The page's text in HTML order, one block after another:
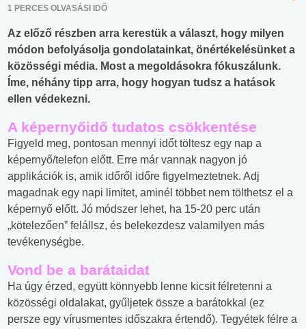
1 PERCES OLVASÁSI IDŐ
Az előző részben arra kerestük a választ, hogy milyen
módon befolyásolja gondolatainkat, önértékelésünket a
közösségi média. Most a megoldásokra fókuszálunk.
Íme, néhány tipp arra, hogy hogyan tudsz a hatások
ellen védekezni.
A képernyőidő tudatos csökkentése
Figyeld meg, pontosan mennyi időt töltesz egy nap a
képernyő/telefon előtt. Erre már vannak nagyon jó
applikációk is, amik időről időre figyelmeztetnek. Adj
magadnak egy napi limitet, aminél többet nem tölthetsz el a
képernyő előtt. Jó módszer lehet, ha 15-20 perc után
„kötelezően” felállsz, és belekezdesz valamilyen más
tevékenységbe.
Vond be a barátaidat
Ha úgy érzed, együtt könnyebb lenne kicsit félretenni a
közösségi oldalakat, gyűljetek össze a barátokkal (ez
persze egy vírusmentes időszakra értendő). Tegyétek félre a